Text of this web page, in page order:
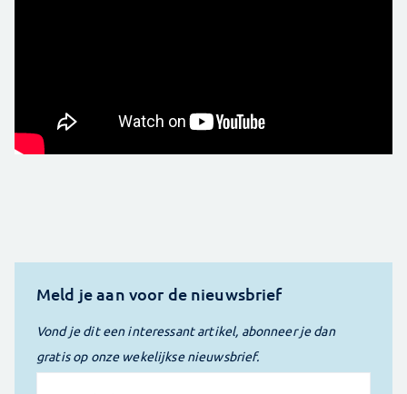
Meld je aan voor de nieuwsbrief
Vond je dit een interessant artikel, abonneer je dan
gratis op onze wekelijkse nieuwsbrief.